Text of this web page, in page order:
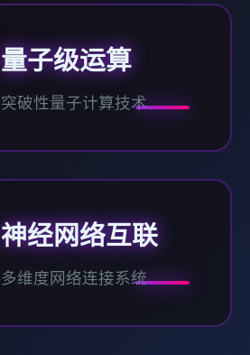
量子级运算
突破性量子计算技术
神经网络互联
多维度网络连接系统